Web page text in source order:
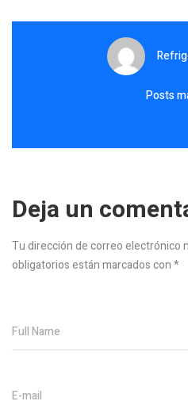
Posts
Deja un
Tu dirección de correo electrónico
obligatorios están marcados con*
Full Name
E-mail